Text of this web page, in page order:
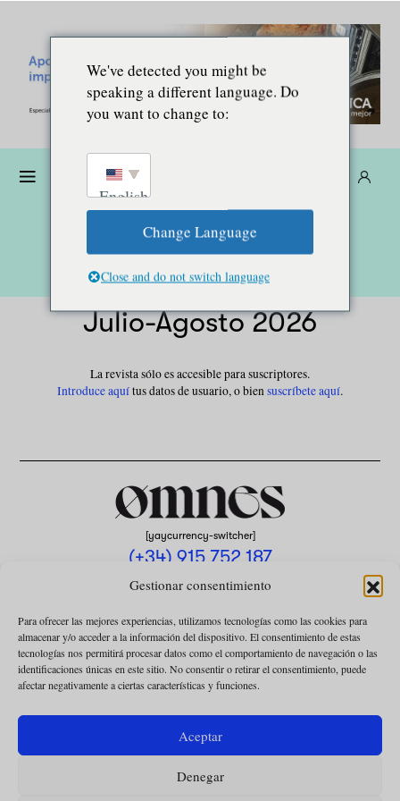
Gestionar consentimiento
Para ofrecer las mejores experiencias, utilizamos tecnologías como las cookies para
almacenar y/o acceder a la información del dispositivo. El consentimiento de estas
tecnologías nos permitirá procesar datos como el comportamiento de navegación o las
identificaciones únicas en este sitio. No consentir o retirar el consentimiento, puede
afectar negativamente a ciertas características y funciones.
Aceptar
Denegar
Julio-Agosto 2026
La revista sólo es accesible parasuscriptores.
Introduce aquítus datos de usuario, o biensuscríbete aquí.
[yaycurrency-switcher]
(+34) 915 752 187
omnes@omnesmag.com
POLÍTICA DE PRIVACIDAD
USO DE COOKIES
CONDICIONES DE LA COLABORACIÓN
We've detected you might be
speaking a different language. Do
you want to change to:
English
Change Language
Close and do not switch language